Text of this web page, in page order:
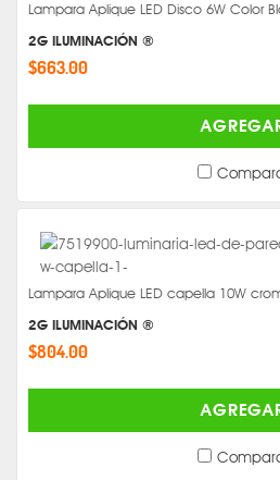
Lampara Aplique LED Disco 6W Color
2G ILUMINACIÓN ®
$663.00
Lampara Aplique LED capella 10W
2G ILUMINACIÓN ®
$804.00